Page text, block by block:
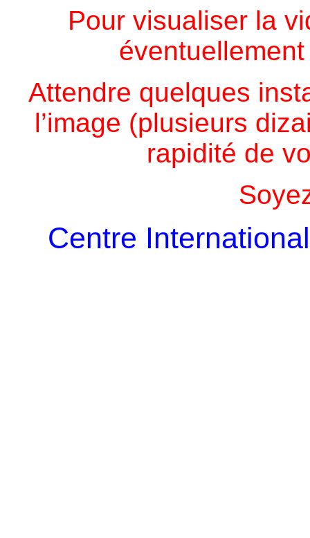
Pour visualiser la
Attendre quelques
l’image (plusieurs
rapidité de
Centre